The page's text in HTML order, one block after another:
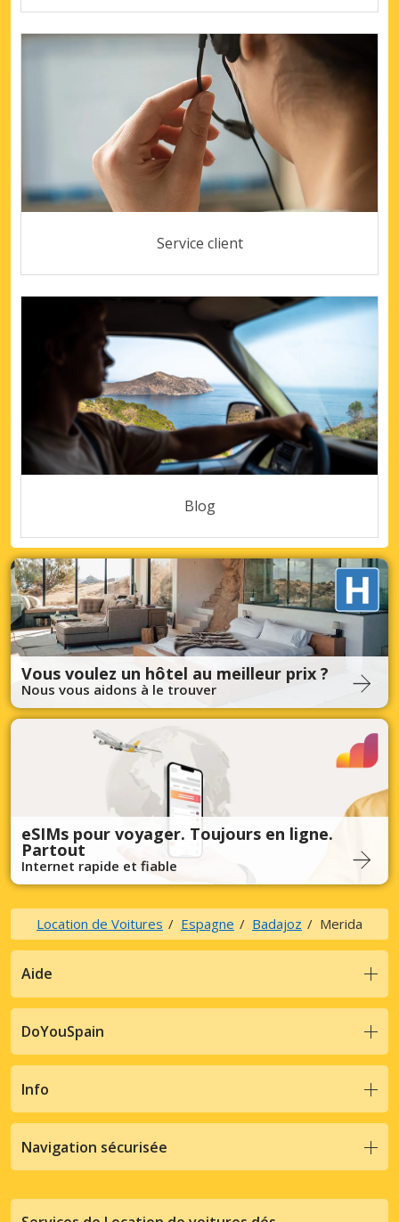
Service client
Blog
Vous voulez un hôtel au meilleur prix ?
Nous vous aidons à le trouver
eSIMs pour voyager. Toujours en ligne.
Partout
Internet rapide et fiable
Location de Voitures Espagne Badajoz Merida
Aide
DoYouSpain
Info
Navigation sécurisée